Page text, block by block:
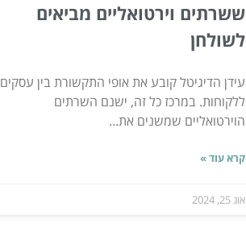
ששרתים וירטואליים מביאים
לשולחן
עידן הדיגיטל קובע את אופי התקשורת בין עסקים
ללקוחות. במרכז כל זה, ישנם השרתים
הוירטואליים שמשנים את...
קרא עוד »
אוג 25, 2024